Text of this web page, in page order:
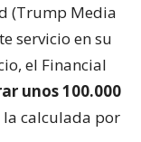
(Trump Media
servicio en su
el Financial
unos 100.000
calculada por